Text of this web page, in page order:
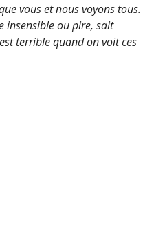
vous et nous voyons tous.
insensible ou pire, sait
terrible quand on voit ces